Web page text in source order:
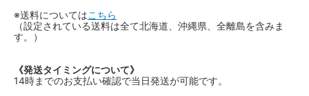
※送料についてはこちら
（設定されている送料は全て北海道、沖縄県、全離島を含みま
す。）
《発送タイミングについて》
14時までのお支払い確認で当日発送が可能です。